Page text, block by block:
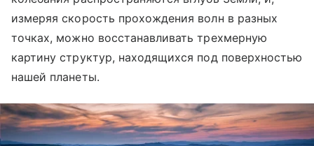
измеряя скорость прохождения волн в разных
точках, можно восстанавливать трехмерную
картину структур, находящихся под поверхностью
нашей планеты.